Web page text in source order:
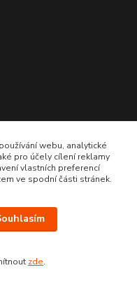
webu, analytické
pro účely cílení reklamy
vlastních preferencí
ve spodní části stránek.
zde.